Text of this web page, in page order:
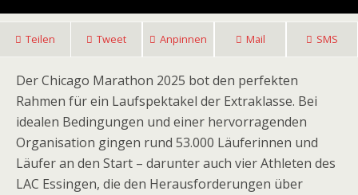
Teilen Tweet Anpinnen Mail SMS
Der Chicago Marathon 2025 bot den perfekten
Rahmen für ein Laufspektakel der Extraklasse. Bei
idealen Bedingungen und einer hervorragenden
Organisation gingen rund 53.000 Läuferinnen und
Läufer an den Start – darunter auch vier Athleten des
LAC Essingen, die den Herausforderungen über